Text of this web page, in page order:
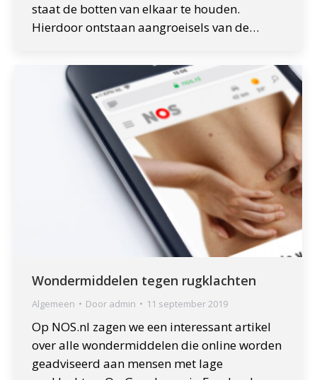
staat de botten van elkaar te houden.
Hierdoor ontstaan aangroeisels van de…
Wondermiddelen tegen rugklachten
Algemeen Door admin 11 september 2019
Op NOS.nl zagen we een interessant artikel
over alle wondermiddelen die online worden
geadviseerd aan mensen met lage